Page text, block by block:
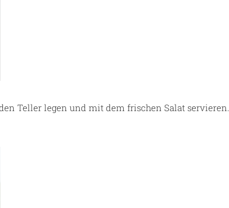
Teller legen und mit dem frischen Salat servieren.